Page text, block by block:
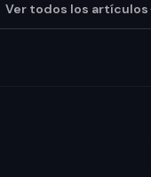
Ver todos los artículos